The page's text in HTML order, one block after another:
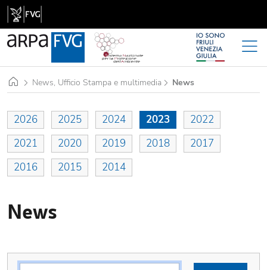
HomeNews, Ufficio Stampa e multimedia News
2026 2025 2024 2023
2022
2021
2020 2019 2018
2017
2016
2015 2014
News